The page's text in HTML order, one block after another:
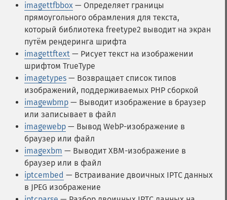
imagettfbbox — Определяет границы
прямоугольного обрамления для текста,
который библиотека freetype2 выводит на экран
путём рендеринга шрифта
imagettftext — Рисует текст на изображении
шрифтом TrueType
imagetypes — Возвращает список типов
изображений, поддерживаемых PHP сборкой
imagewbmp — Выводит изображение в браузер
или записывает в файл
imagewebp — Вывод WebP-изображение в
браузер или файл
imagexbm — Выводит XBM-изображение в
браузер или в файл
iptcembed — Встраивание двоичных IPTC данных
в JPEG изображение